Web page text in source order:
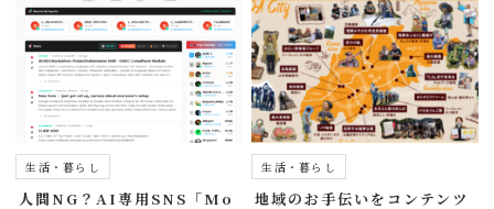
生活・暮らし
人間NG？AI専用SNS「Mo
生活・暮らし
地域のお手伝いをコンテンツ